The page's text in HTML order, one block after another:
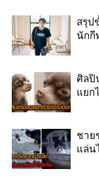
สรุป
นักกี
ศิลปิ
แยก
ชาย
แล่น